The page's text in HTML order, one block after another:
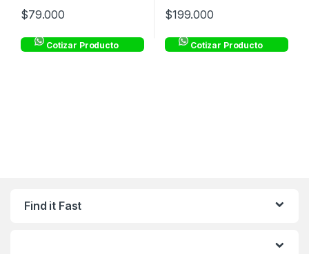
$79.000
Cotizar Producto
$199.000
Cotizar Producto
Find it Fast